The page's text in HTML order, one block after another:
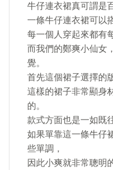
牛仔連衣裙真可謂是
一條牛仔連衣裙可以
每一個人穿起來都有
而我們的鄭爽小仙女
覺。
首先這個裙子選擇的
這樣的裙子非常顯身
的。
款式方面也是一如既
如果單靠這一條牛仔
些單調，
因此小爽就非常聰明